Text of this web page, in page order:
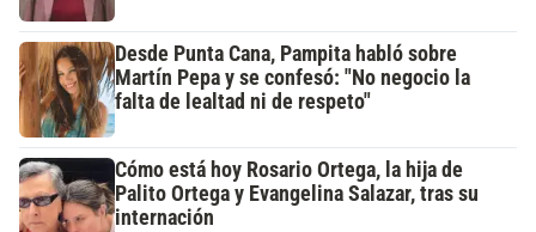
Desde Punta Cana, Pampita habló sobre
Martín Pepa y se confesó: "No negocio la
falta de lealtad ni de respeto"
Cómo está hoy Rosario Ortega, la hija de
Palito Ortega y Evangelina Salazar, tras su
internación